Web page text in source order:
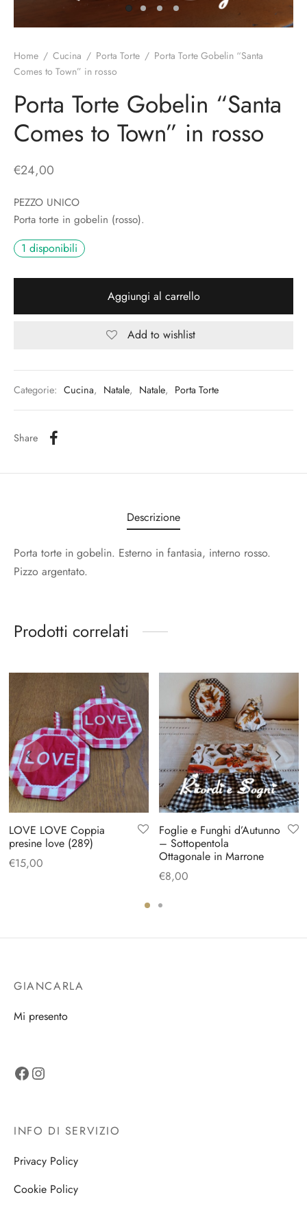
Home / Cucina / Porta Torte / Porta Torte Gobelin “Santa
Comes to Town” in rosso
Porta Torte Gobelin “Santa
Comes to Town” in rosso
€24,00
PEZZO UNICO
Porta torte in gobelin (rosso).
1 disponibili
Aggiungi al carrello
Add to wishlist
Categorie: Cucina, Natale, Natale, Porta Torte
Share
Descrizione
Porta torte in gobelin. Esterno in fantasia, interno rosso.
Pizzo argentato.
Prodotti correlati
LOVE LOVE Coppia
presine love (289)
€15,00
Foglie e Funghi d’Autunno
– Sottopentola
Ottagonale in Marrone
€8,00
GIANCARLA
Mi presento
Facebook
INFO DI SERVIZIO
Privacy Policy
Cookie Policy
Speciali
Decorativi